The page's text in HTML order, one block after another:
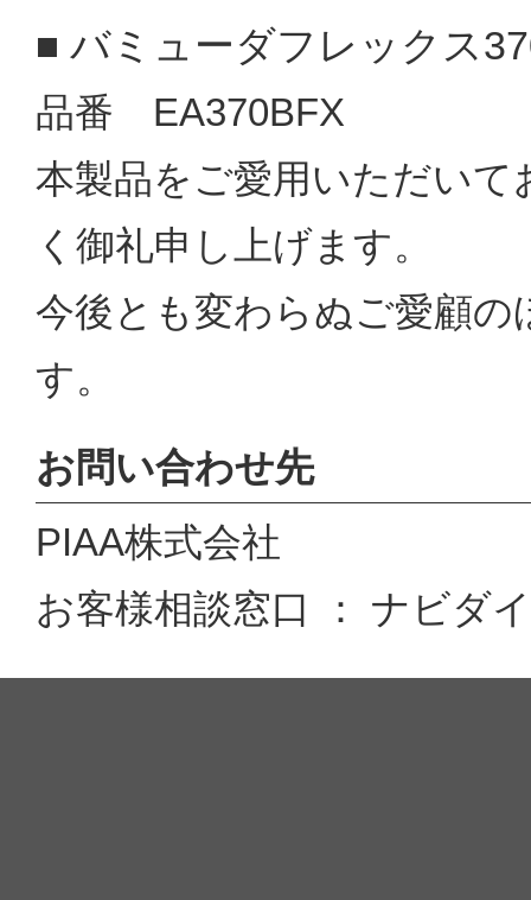
■ バミューダフレックス
品番 EA370BFX
本製品をご愛用いただい
く御礼申し上げます。
今後とも変わらぬご愛顧
す。
お問い合わせ先
PIAA株式会社
お客様相談窓口 ： ナビダ